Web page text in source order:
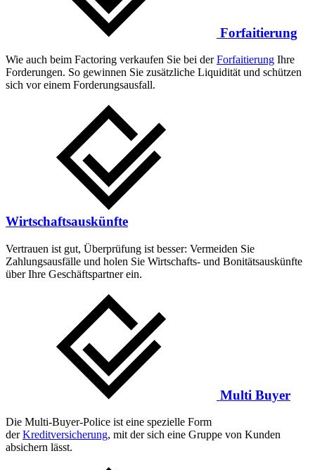
Forfaitierung
Wie auch beim Factoring verkaufen Sie bei derForfaitierung Ihre
Forderungen. So gewinnen Sie zusätzliche Liquidität und schützen
sich vor einem Forderungsausfall.
Wirtschaftsauskünfte
Vertrauen ist gut, Überprüfung ist besser: Vermeiden Sie
Zahlungsausfälle und holen Sie Wirtschafts- und Bonitätsauskünfte
über Ihre Geschäftspartner ein.
Multi Buyer
Die Multi-Buyer-Police ist eine spezielle Form
derKreditversicherung, mit der sich eine Gruppe von Kunden
absichern lässt.